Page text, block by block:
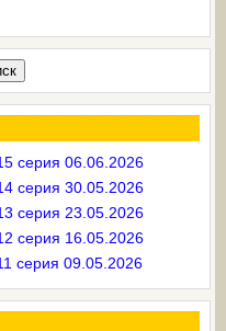
серия 06.06.2026
серия 30.05.2026
серия 23.05.2026
серия 16.05.2026
серия 09.05.2026